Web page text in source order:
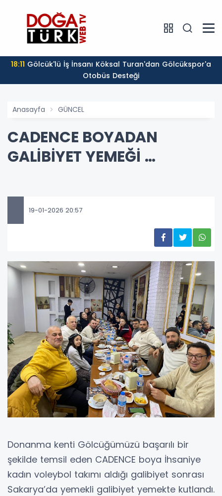
18:11
Otobüs Desteği
Anasayfa GÜNCEL
CADENCE BOYADAN
GALİBİYET YEMEĞİ …
19-01-2026 20:57
Donanma kenti Gölcüğümüzü başarılı bir
şekilde temsil eden CADENCE boya İhsaniye
kadın voleybol takımı aldığı galibiyet sonrası
Sakarya’da yemekli galibiyet yemekte kutlandı.